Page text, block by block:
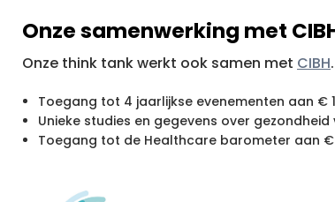
Onze samenwerking met
Onze think tank werkt ook samen met CIBH
Toegang tot 4 jaarlijkse evenementen aan €
Unieke studies en gegevens over
Toegang tot de Healthcare barometer aan €